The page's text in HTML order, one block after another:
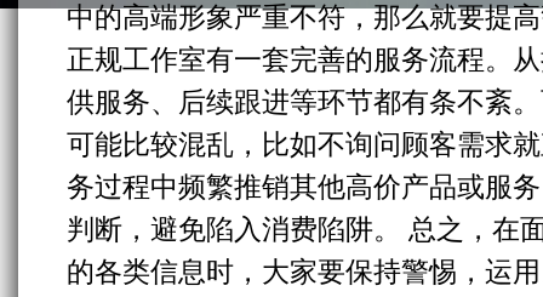
中的高端形象严重不符，那么就要提
正规工作室有一套完善的服务流程。
供服务、后续跟进等环节都有条不紊
可能比较混乱，比如不询问顾客需求
务过程中频繁推销其他高价产品或服
判断，避免陷入消费陷阱。 总之，在
的各类信息时，大家要保持警惕，运